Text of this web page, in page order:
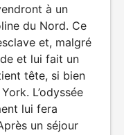
à un
du Nord. Ce
et, malgré
et lui fait un
tête, si bien
L’odyssée
lui fera
un séjour